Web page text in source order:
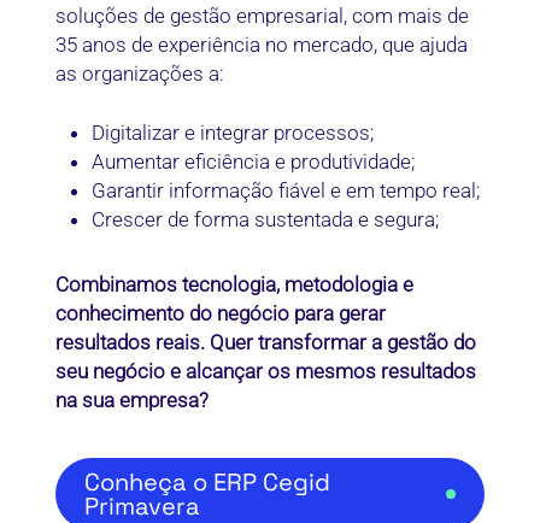
soluções de gestão empresarial, com mais de
35 anos de experiência no mercado, que ajuda
as organizações a:
Digitalizar e integrar processos;
Aumentar eficiência e produtividade;
Garantir informação fiável e em tempo real;
Crescer de forma sustentada e segura;
Combinamos tecnologia, metodologia e
conhecimento do negócio para gerar
resultados reais. Quer transformar a gestão do
seu negócio e alcançar os mesmos resultados
na sua empresa?
Conheça o ERP Cegid
Primavera